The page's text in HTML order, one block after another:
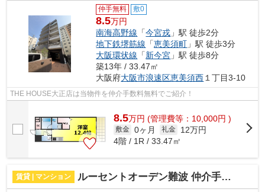
仲手無料 敷0
8.5万円
南海高野線 「今宮戎 」駅 徒歩2分
地下鉄堺筋線 「恵美須町 」駅 徒歩3分
大阪環状線 「新今宮 」駅 徒歩8分
築13年 / 33.47㎡
大阪府大阪市浪速区恵美須西 １丁目3-10
THE HOUSE大正店は当物件を仲介手数料無料でご紹介！
8.5万円 (管理費等：10,000円 )
敷金 0ヶ月 礼金
12万円
4階 / 1R / 33.47㎡
賃貸 | マンション ルーセントオーデン難波 仲介手数料無料